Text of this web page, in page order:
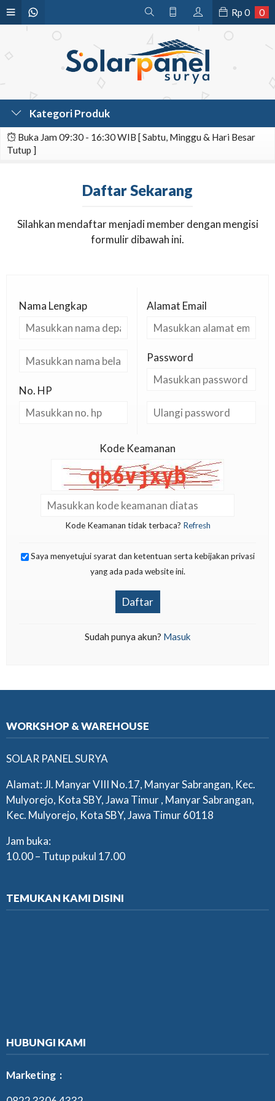
Rp 0 0
Kategori Produk
Buka Jam 09:30 - 16:30 WIB [ Sabtu, Minggu & Hari Besar
Tutup ]
Daftar Sekarang
Silahkan mendaftar menjadi member dengan mengisi
formulir dibawah ini.
Nama Lengkap
No. HP
Alamat Email
Password
Kode Keamanan
Kode Keamanan tidak terbaca? Refresh
Saya menyetujui syarat dan ketentuan serta kebijakan privasi
yang ada pada website ini.
Daftar
Sudah punya akun? Masuk
WORKSHOP & WAREHOUSE
SOLAR PANEL SURYA
Alamat: Jl. Manyar VIII No.17, Manyar Sabrangan, Kec.
Mulyorejo, Kota SBY, Jawa Timur , Manyar Sabrangan,
Kec. Mulyorejo, Kota SBY, Jawa Timur 60118
Jam buka:
10.00 – Tutup pukul 17.00
TEMUKAN KAMI DISINI
HUBUNGI KAMI
Marketing :